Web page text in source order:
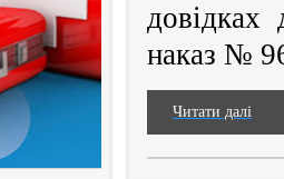
наказ №
Читати далі